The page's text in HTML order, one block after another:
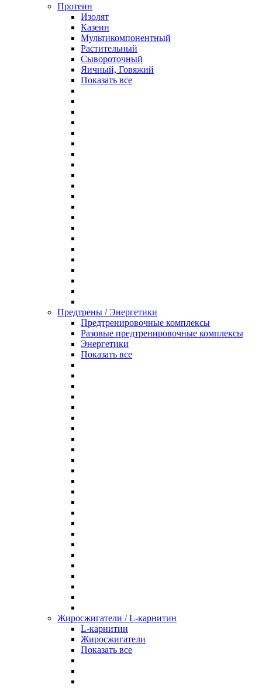
Протеин
Изолят
Казеин
Мультикомпонентный
Растительный
Сывороточный
Яичный, Говяжий
Показать все
Предтрены / Энергетики
Предтренировочные комплексы
Разовые предтренировочные комплексы
Энергетики
Показать все
Жиросжигатели / L-карнитин
L-карнитин
Жиросжигатели
Показать все